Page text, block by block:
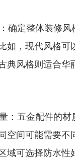
定整体装修风
如，现代风格可
典风格则适合华
五金配件的材
空间可能需要不
域可选择防水性